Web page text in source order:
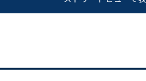
平日 9:00〜18:00